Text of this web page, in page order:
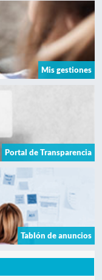
Mis gestiones
Portal de Transparencia
Tablón de anuncios